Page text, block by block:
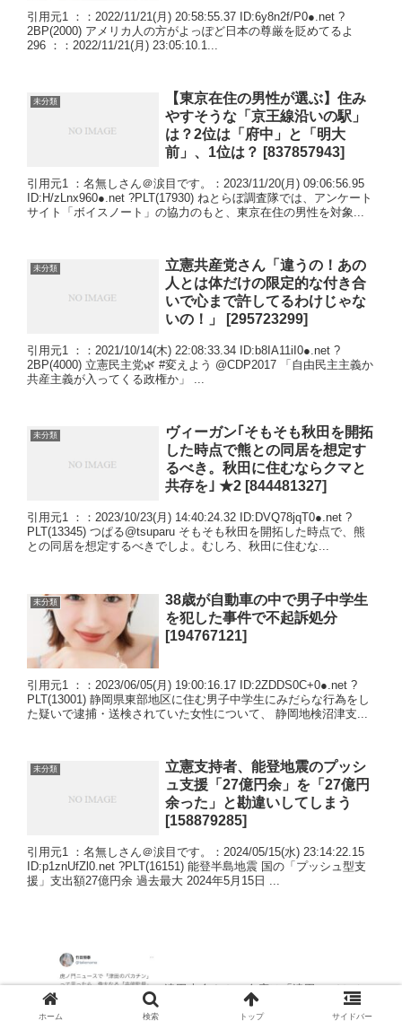
引用元1 ：：2022/11/21(月) 20:58:55.37 ID:6y8n2f/P0●.net ?
2BP(2000) アメリカ人の方がよっぽど日本の尊厳を貶めてるよ
296 ：：2022/11/21(月) 23:05:10.1...
未分類
【東京在住の男性が選ぶ】住み
やすそうな「京王線沿いの駅」
は？2位は「府中」と「明大
前」、1位は？ [837857943]
引用元1 ：名無しさん＠涙目です。：2023/11/20(月) 09:06:56.95
ID:H/zLnx960●.net ?PLT(17930) ねとらぼ調査隊では、アンケート
サイト「ボイスノート」の協力のもと、東京在住の男性を対象...
未分類
立憲共産党さん「違うの！あの
人とは体だけの限定的な付き合
いで心まで許してるわけじゃな
いの！」 [295723299]
引用元1 ：：2021/10/14(木) 22:08:33.34 ID:b8IA11iI0●.net ?
2BP(4000) 立憲民主党🌿 #変えよう @CDP2017 「自由民主主義か
共産主義が入ってくる政権か」 ...
未分類
ヴィーガン｢そもそも秋田を開拓
した時点で熊との同居を想定す
るべき。秋田に住むならクマと
共存を｣ ★2 [844481327]
引用元1 ：：2023/10/23(月) 14:40:24.32 ID:DVQ78jqT0●.net ?
PLT(13345) つぱる@tsuparu そもそも秋田を開拓した時点で、熊
との同居を想定するべきでしよ。むしろ、秋田に住むな...
未分類
38歳が自動車の中で男子中学生
を犯した事件で不起訴処分
[194767121]
引用元1 ：：2023/06/05(月) 19:00:16.17 ID:2ZDDS0C+0●.net ?
PLT(13001) 静岡県東部地区に住む男子中学生にみだらな行為をし
た疑いで逮捕・送検されていた女性について、 静岡地検沼津支...
未分類
立憲支持者、能登地震のプッシ
ュ支援「27億円余」を「27億円
余った」と勘違いしてしまう
[158879285]
引用元1 ：名無しさん＠涙目です。：2024/05/15(水) 23:14:22.15
ID:p1znUfZl0.net ?PLT(16151) 能登半島地震 国の「プッシュ型支
援」支出額27億円余 過去最大 2024年5月15日 ...
津田大介さん、今度は「津田のバカチ
ン」と発言した竹田恒泰氏を名誉毀損
ホーム 検索 トップ サイドバー